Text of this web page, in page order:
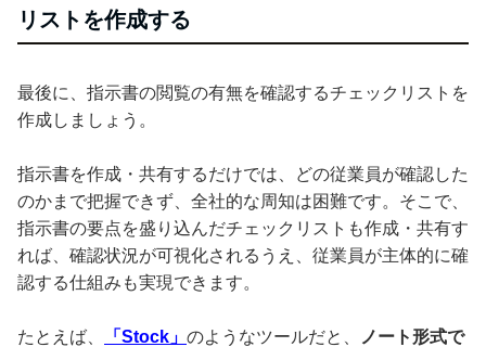
リストを作成する
最後に、指示書の閲覧の有無を確認するチェックリストを
作成しましょう。
指示書を作成・共有するだけでは、どの従業員が確認した
のかまで把握できず、全社的な周知は困難です。そこで、
指示書の要点を盛り込んだチェックリストも作成・共有す
れば、確認状況が可視化されるうえ、従業員が主体的に確
認する仕組みも実現できます。
たとえば、 「Stock」 のようなツールだと、
ノート形式で